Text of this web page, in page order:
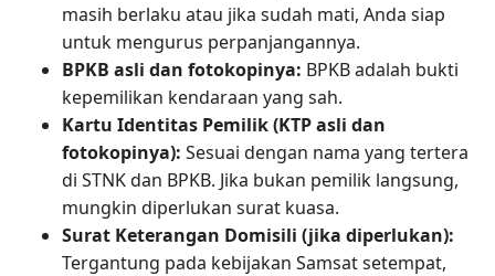
masih berlaku atau jika sudah mati, Anda siap
untuk mengurus perpanjangannya.
BPKB asli dan fotokopinya: BPKB adalah bukti
kepemilikan kendaraan yang sah.
Kartu Identitas Pemilik (KTP asli dan
fotokopinya): Sesuai dengan nama yang tertera
di STNK dan BPKB. Jika bukan pemilik langsung,
mungkin diperlukan surat kuasa.
Surat Keterangan Domisili (jika diperlukan):
Tergantung pada kebijakan Samsat setempat,